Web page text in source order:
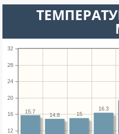
12
16
20
24
28
32
16.3
15
14.8
15.7